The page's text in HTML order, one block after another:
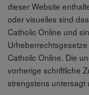
dieser Website
oder visuelles sind
Catholic Online und
Catholic Online. Die
vorherige schriftliche
strengstens untersagt